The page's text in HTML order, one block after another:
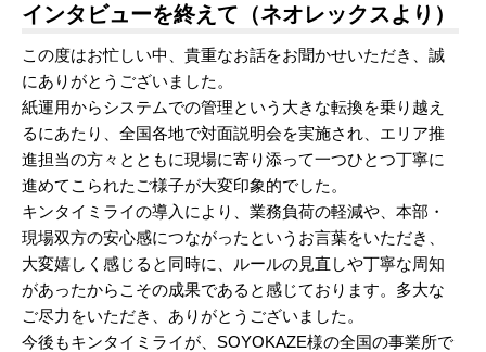
インタビューを終えて（ネオレックスより）
この度はお忙しい中、貴重なお話をお聞かせいただき、誠
にありがとうございました。
紙運用からシステムでの管理という大きな転換を乗り越え
るにあたり、全国各地で対面説明会を実施され、エリア推
進担当の方々とともに現場に寄り添って一つひとつ丁寧に
進めてこられたご様子が大変印象的でした。
キンタイミライの導入により、業務負荷の軽減や、本部・
現場双方の安心感につながったというお言葉をいただき、
大変嬉しく感じると同時に、ルールの見直しや丁寧な周知
があったからこその成果であると感じております。多大な
ご尽力をいただき、ありがとうございました。
今後もキンタイミライが、SOYOKAZE様の全国の事業所で